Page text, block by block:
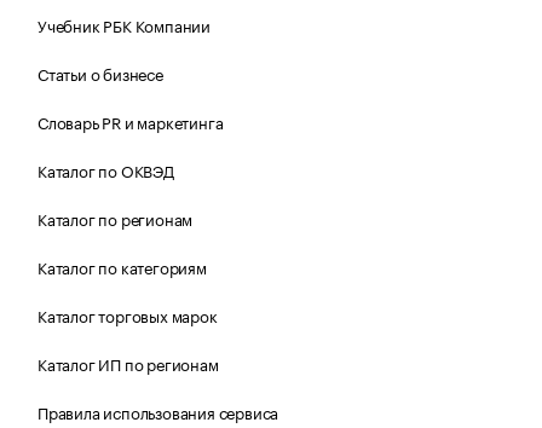
Учебник РБК Компании
Статьи о бизнесе
Словарь PR и маркетинга
Каталог по ОКВЭД
Каталог по регионам
Каталог по категориям
Каталог торговых марок
Каталог ИП по регионам
Правила использования сервиса